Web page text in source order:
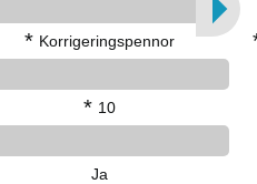
* Korrigeringspennor
* 10
Ja